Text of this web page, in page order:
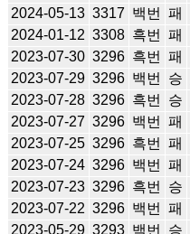
2024-05-13 3317 백번 패
2024-01-12 3308 흑번 패
2023-07-30 3296 흑번 패
2023-07-29 3296 백번 승
2023-07-28 3296 흑번 승
2023-07-27 3296 백번 패
2023-07-25 3296 흑번 패
2023-07-24 3296 백번 패
2023-07-23 3296 흑번 승
2023-07-22 3296 백번 패
2023-05-29 3293 백번 승